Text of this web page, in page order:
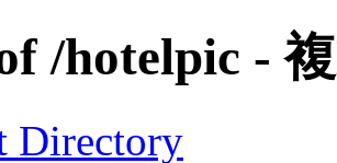
/hotelpic -
Directory